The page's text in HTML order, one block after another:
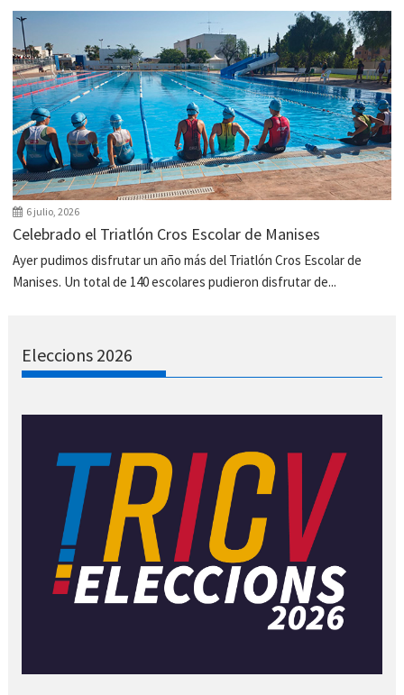
6 julio, 2026
Celebrado el Triatlón Cros Escolar de Manises
Ayer pudimos disfrutar un año más del Triatlón Cros Escolar de
Manises. Un total de 140 escolares pudieron disfrutar de...
Eleccions 2026